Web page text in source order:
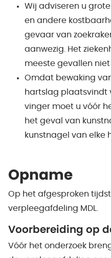
Wij adviseren u
en andere
gevaar van
aanwezig. Het
meeste gevallen
Omdat bewaking
hartslag plaatsvindt
vinger moet u vóór
het geval van
kunstnagel van elke
Opname
Op het afgesproken
verpleegafdeling MDL.
Voorbereiding op
Vóór het onderzoek